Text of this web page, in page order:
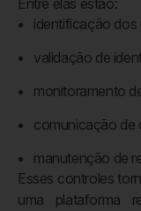
Entre elas estão:
identificação dos
validação de
monitoramento
comunicação de
manutenção de
Esses controles
uma plataforma